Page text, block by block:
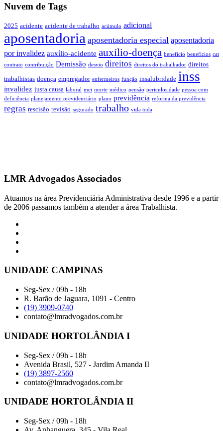
Nuvem de Tags
2025 acidente acidente de trabalho acúmulo adicional
aposentadoria aposentadoria especial aposentadoria
por invalidez auxílio-acidente auxílio-doença benefício benefícios cat
contrato contribuição Demissão desvio direitos direitos do trabalhador direitos
trabalhistas doença empregador enfermeiros função insalubridade inss
invalidez justa causa laboral mei morte médico pensão periculosidade pessoa com
deficiência planejamento previdenciário plano previdência reforma da previdência
regras rescisão revisão segurado trabalho vida toda
LMR Advogados Associados
Atuamos na área Previdenciária Administrativa desde 1996 e a partir
de 2006 passamos também a atender a área Trabalhista.
UNIDADE CAMPINAS
Seg-Sex / 09h - 18h
R. Barão de Jaguara, 1091 - Centro
(19) 3909-0740
contato@lmradvogados.com.br
UNIDADE HORTOLÂNDIA I
Seg-Sex / 09h - 18h
Avenida Brasil, 527 - Jardim Amanda II
(19) 3897-2560
contato@lmradvogados.com.br
UNIDADE HORTOLÂNDIA II
Seg-Sex / 09h - 18h